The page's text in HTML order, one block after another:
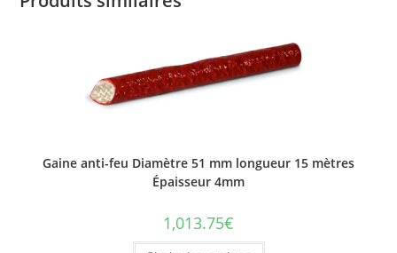
Gaine anti-feu Diamètre 51 mm longueur 15 mètres
Épaisseur 4mm
1,013.75€
Ce